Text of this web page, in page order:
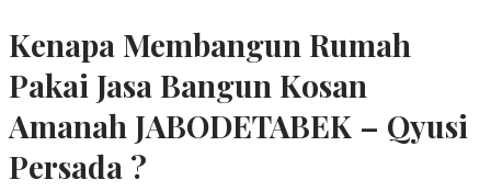
Kenapa Membangun Rumah
Pakai Jasa Bangun Kosan
Amanah JABODETABEK – Qyusi
Persada ?